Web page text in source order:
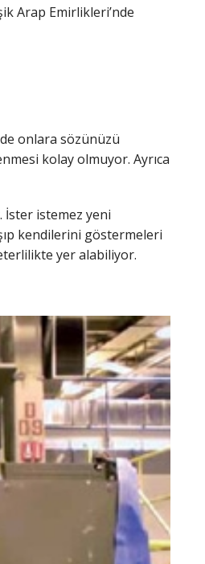
Arap Emirlikleri’nde
onlara sözünüzü
kolay olmuyor. Ayrıca
İster istemez yeni
kendilerini göstermeleri
yer alabiliyor.